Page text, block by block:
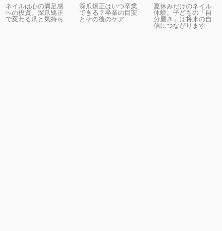
ネイルは心の満足感
への投資。深爪矯正
で変わる爪と気持ち
深爪矯正はいつ卒業
できる？卒業の目安
とその後のケア
夏休みだけのネイル
体験。子どもの「自
分磨き」は将来の自
信につながります